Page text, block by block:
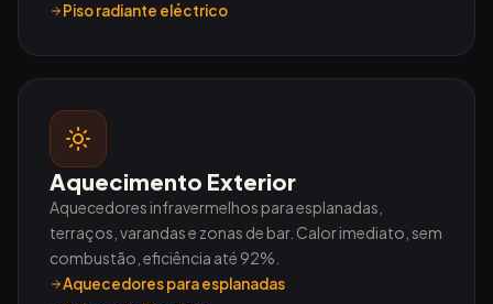
Piso radiante eléctrico
Aquecimento Exterior
Aquecedores infravermelhos para esplanadas,
terraços, varandas e zonas de bar. Calor imediato, sem
combustão, eficiência até 92%.
Aquecedores para esplanadas